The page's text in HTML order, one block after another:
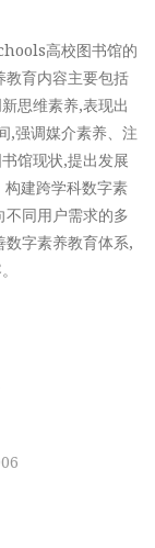
高校图书馆的
教育内容主要包括
思维素养,表现出
,强调媒介素养、注
馆现状,提出发展
建跨学科数字素
同用户需求的多
字素养教育体系,